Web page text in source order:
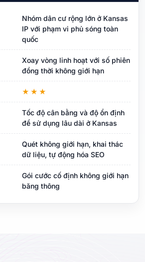
Nhóm dân cư rộng lớn ở Kansas
IP với phạm vi phủ sóng toàn
quốc
Xoay vòng linh hoạt với số phiên
đồng thời không giới hạn
★★★
Tốc độ cân bằng và độ ổn định
để sử dụng lâu dài ở Kansas
Quét không giới hạn, khai thác
dữ liệu, tự động hóa SEO
Gói cước cố định không giới hạn
băng thông